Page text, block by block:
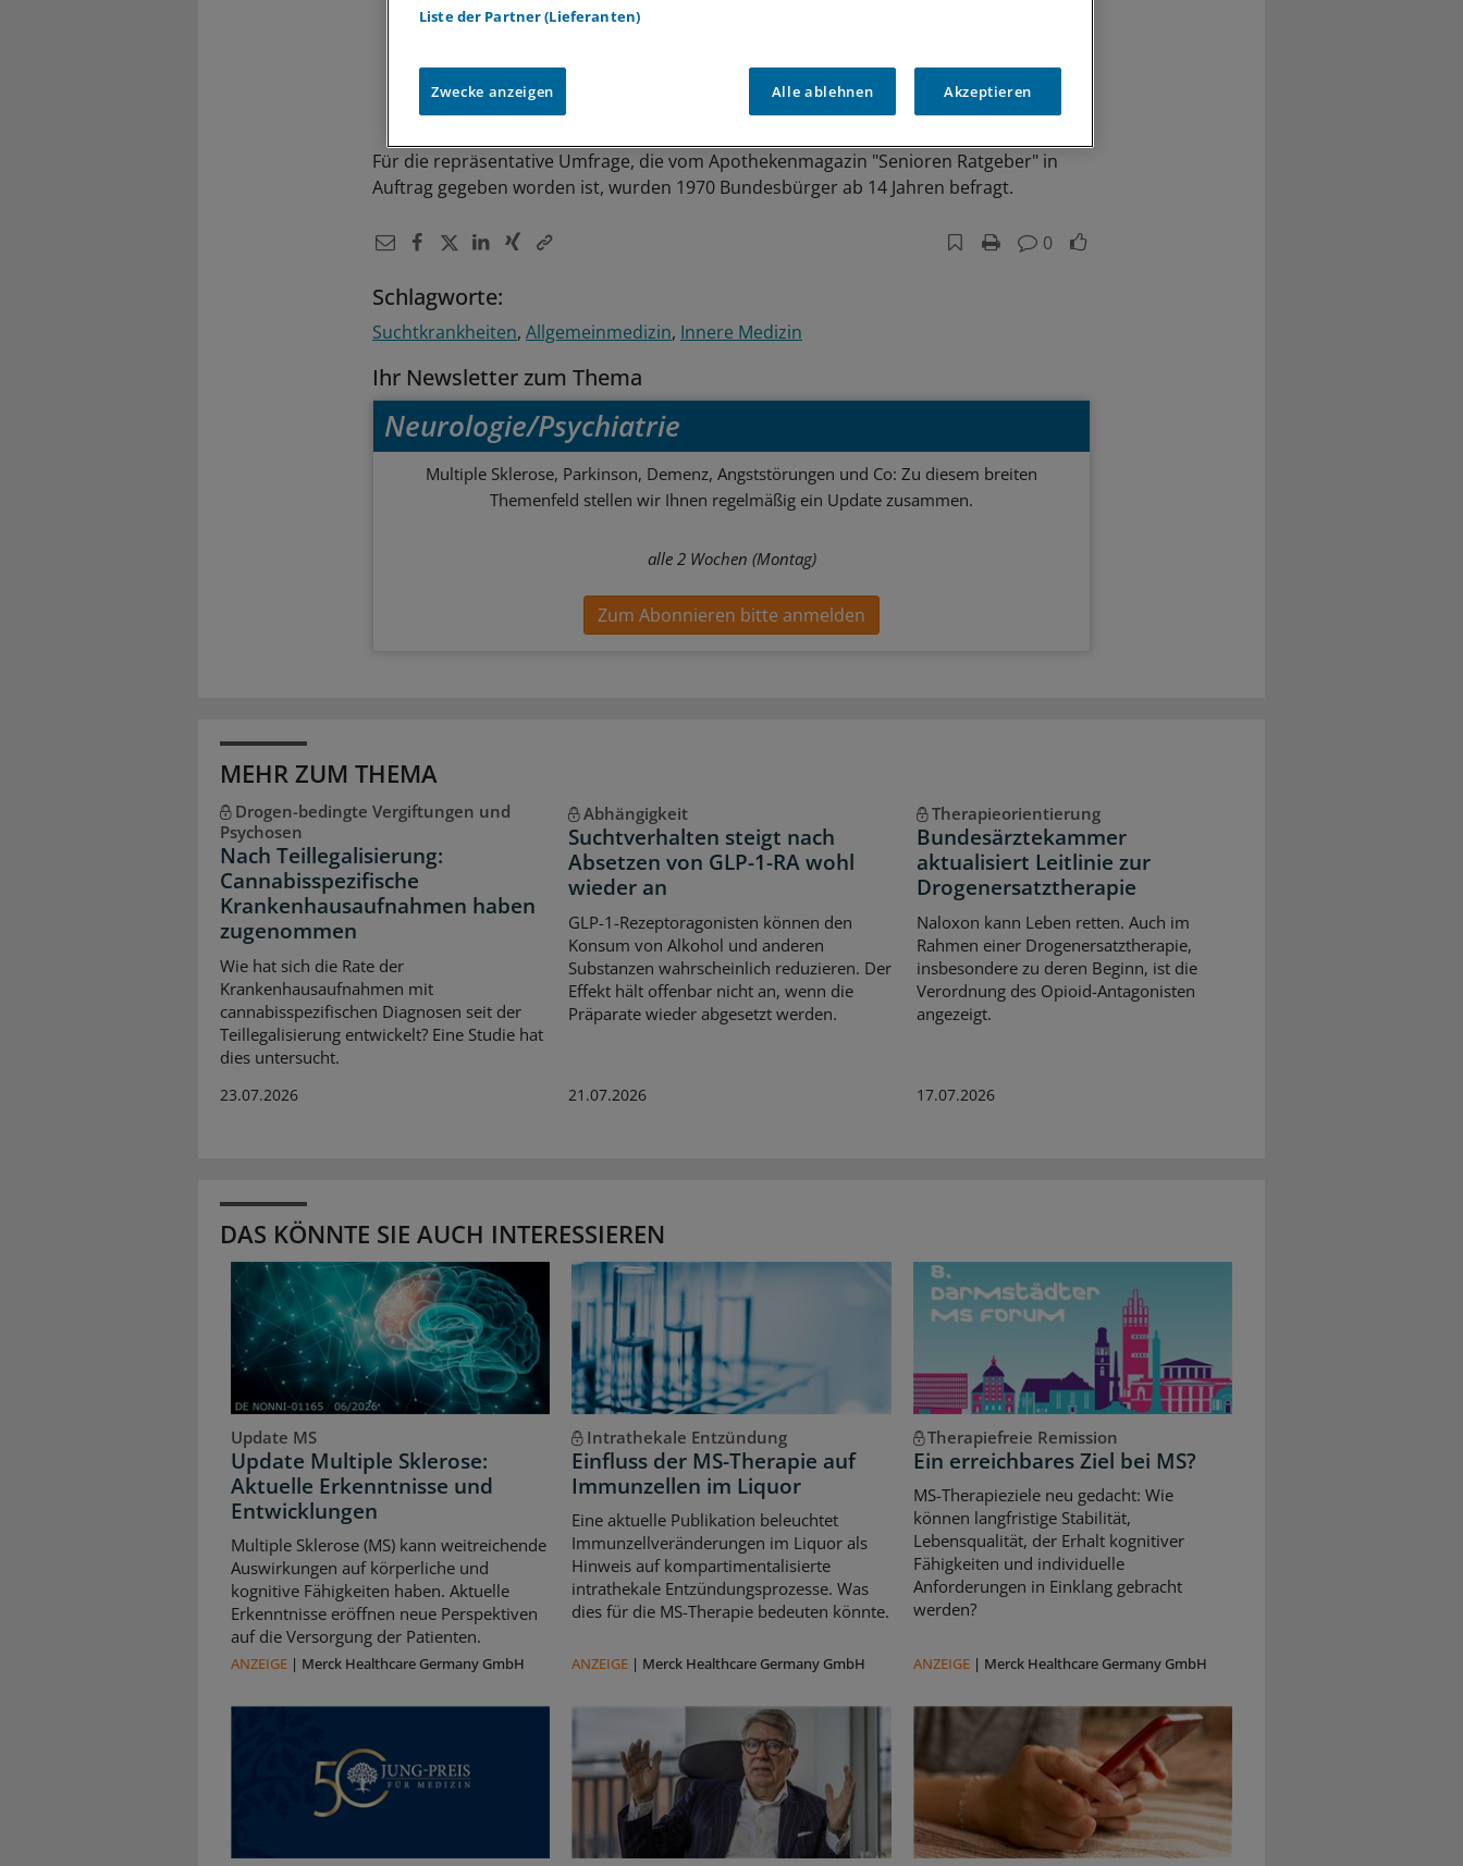
Für die repräsentative Umfrage, die vom Apothekenmagazin "Senioren Ratgeber" in
Auftrag gegeben worden ist, wurden 1970 Bundesbürger ab 14 Jahren befragt.
0
Schlagworte:
Suchtkrankheiten Allgemeinmedizin Innere Medizin
Ihr Newsletter zum Thema
Neurologie/Psychiatrie
Multiple Sklerose, Parkinson, Demenz, Angststörungen und Co: Zu diesem breiten
Themenfeld stellen wir Ihnen regelmäßig ein Update zusammen.
alle 2 Wochen (Montag)
Zum Abonnieren bitte anmelden
MEHR ZUM THEMA
Drogen-bedingte Vergiftungen und
Psychosen
Nach Teillegalisierung:
Cannabisspezifische
Krankenhausaufnahmen haben
zugenommen
Wie hat sich die Rate der
Krankenhausaufnahmen mit
cannabisspezifischen Diagnosen seit der
Teillegalisierung entwickelt? Eine Studie hat
dies untersucht.
23.07.2026
Abhängigkeit
Suchtverhalten steigt nach
Absetzen von GLP-1-RA wohl
wieder an
GLP-1-Rezeptoragonisten können den
Konsum von Alkohol und anderen
Substanzen wahrscheinlich reduzieren. Der
Effekt hält offenbar nicht an, wenn die
Präparate wieder abgesetzt werden.
21.07.2026
Therapieorientierung
Bundesärztekammer
aktualisiert Leitlinie zur
Drogenersatztherapie
Naloxon kann Leben retten. Auch im
Rahmen einer Drogenersatztherapie,
insbesondere zu deren Beginn, ist die
Verordnung des Opioid-Antagonisten
angezeigt.
17.07.2026
DAS KÖNNTE SIE AUCH INTERESSIEREN
Update MS
Update Multiple Sklerose:
Aktuelle Erkenntnisse und
Entwicklungen
Multiple Sklerose (MS) kann weitreichende
Auswirkungen auf körperliche und
kognitive Fähigkeiten haben. Aktuelle
Erkenntnisse eröffnen neue Perspektiven
auf die Versorgung der Patienten.
ANZEIGE | Merck Healthcare Germany GmbH
Intrathekale Entzündung
Einfluss der MS-Therapie auf
Immunzellen im Liquor
Eine aktuelle Publikation beleuchtet
Immunzellveränderungen im Liquor als
Hinweis auf kompartimentalisierte
intrathekale Entzündungsprozesse. Was
dies für die MS-Therapie bedeuten könnte.
ANZEIGE | Merck Healthcare Germany GmbH
Therapiefreie Remission
Ein erreichbares Ziel bei MS?
MS-Therapieziele neu gedacht: Wie
können langfristige Stabilität,
Lebensqualität, der Erhalt kognitiver
Fähigkeiten und individuelle
Anforderungen in Einklang gebracht
werden?
ANZEIGE| Merck Healthcare Germany GmbH
Liste der Partner (Lieferanten)
Zwecke anzeigen Alle ablehnen Akzeptieren